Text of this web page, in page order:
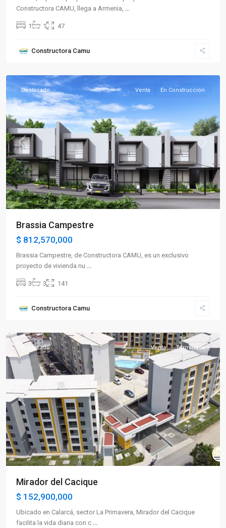
Constructora CAMU, llega a Armenia,
1 1 47
Constructora Camu
La
Previous
Destacado Venta En Construcción
Brassia Campestre
$ 812,570,000
Brassia Campestre, de Constructora CAMU, es un exclusivo
proyecto de vivienda nu
3 3 141
Constructora Camu
Oriente,
Previous Next
Destacado Venta Terminada
Mirador del Cacique
$ 152,900,000
Ubicado en Calarcá, sector La Primavera, Mirador del Cacique
facilita la vida diaria con c ...